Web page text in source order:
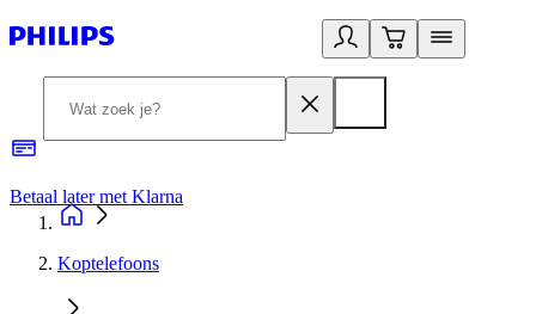
Betaal later met Klarna
Koptelefoons